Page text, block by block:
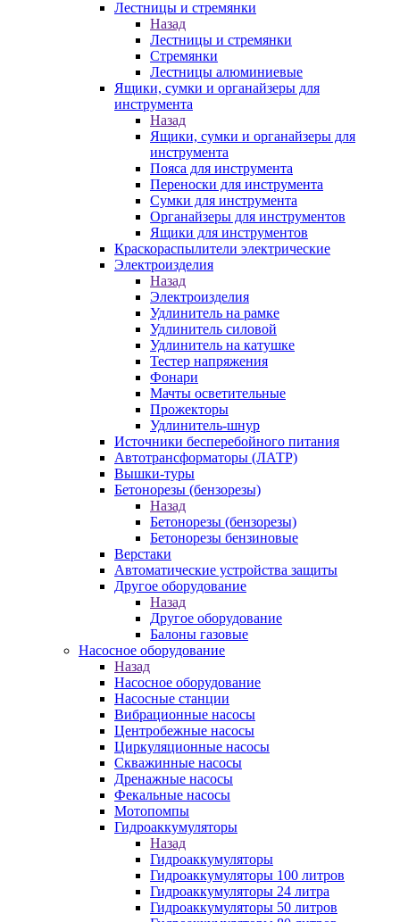
Лестницы и стремянки
Назад
Лестницы и стремянки
Стремянки
Лестницы алюминиевые
Ящики, сумки и органайзеры для
инструмента
Назад
Ящики, сумки и органайзеры для
инструмента
Пояса для инструмента
Переноски для инструмента
Сумки для инструмента
Органайзеры для инструментов
Ящики для инструментов
Краскораспылители электрические
Электроизделия
Назад
Электроизделия
Удлинитель на рамке
Удлинитель силовой
Удлинитель на катушке
Тестер напряжения
Фонари
Мачты осветительные
Прожекторы
Удлинитель-шнур
Источники бесперебойного питания
Автотрансформаторы (ЛАТР)
Вышки-туры
Бетонорезы (бензорезы)
Назад
Бетонорезы (бензорезы)
Бетонорезы бензиновые
Верстаки
Автоматические устройства защиты
Другое оборудование
Назад
Другое оборудование
Балоны газовые
Насосное оборудование
Назад
Насосное оборудование
Насосные станции
Вибрационные насосы
Центробежные насосы
Циркуляционные насосы
Скважинные насосы
Дренажные насосы
Фекальные насосы
Мотопомпы
Гидроаккумуляторы
Назад
Гидроаккумуляторы
Гидроаккумуляторы 100 литров
Гидроаккумуляторы 24 литра
Гидроаккумуляторы 50 литров